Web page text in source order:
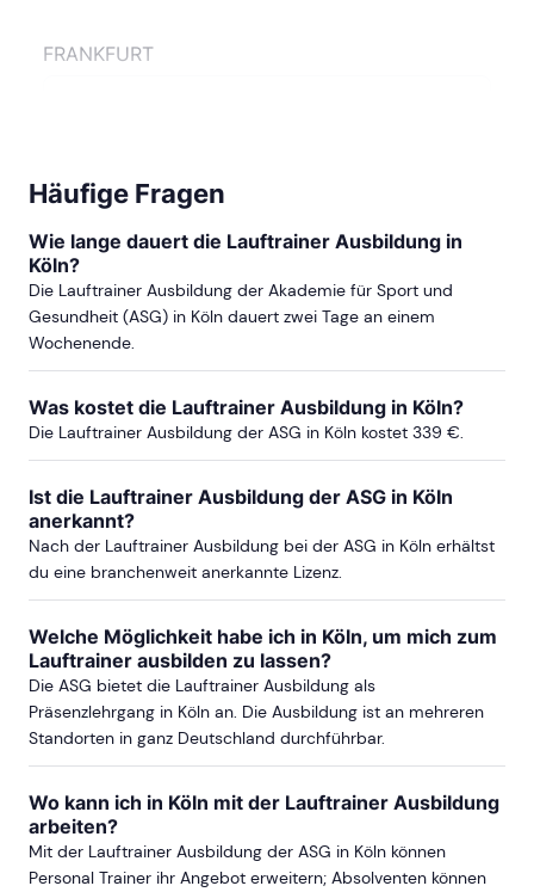
FRANKFURT
ab Sa, 17. April 2027
Häufige Fragen
Wie lange dauert die Lauftrainer Ausbildung in
Köln?
Die Lauftrainer Ausbildung der Akademie für Sport und
Gesundheit (ASG) in Köln dauert zwei Tage an einem
Wochenende.
Was kostet die Lauftrainer Ausbildung in Köln?
Die Lauftrainer Ausbildung der ASG in Köln kostet 339 €.
Ist die Lauftrainer Ausbildung der ASG in Köln
anerkannt?
Nach der Lauftrainer Ausbildung bei der ASG in Köln erhältst
du eine branchenweit anerkannte Lizenz.
Welche Möglichkeit habe ich in Köln, um mich zum
Lauftrainer ausbilden zu lassen?
Die ASG bietet die Lauftrainer Ausbildung als
Präsenzlehrgang in Köln an. Die Ausbildung ist an mehreren
Standorten in ganz Deutschland durchführbar.
Wo kann ich in Köln mit der Lauftrainer Ausbildung
arbeiten?
Mit der Lauftrainer Ausbildung der ASG in Köln können
Personal Trainer ihr Angebot erweitern; Absolventen können